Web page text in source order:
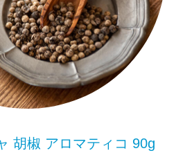
胡椒 アロマティコ 90g